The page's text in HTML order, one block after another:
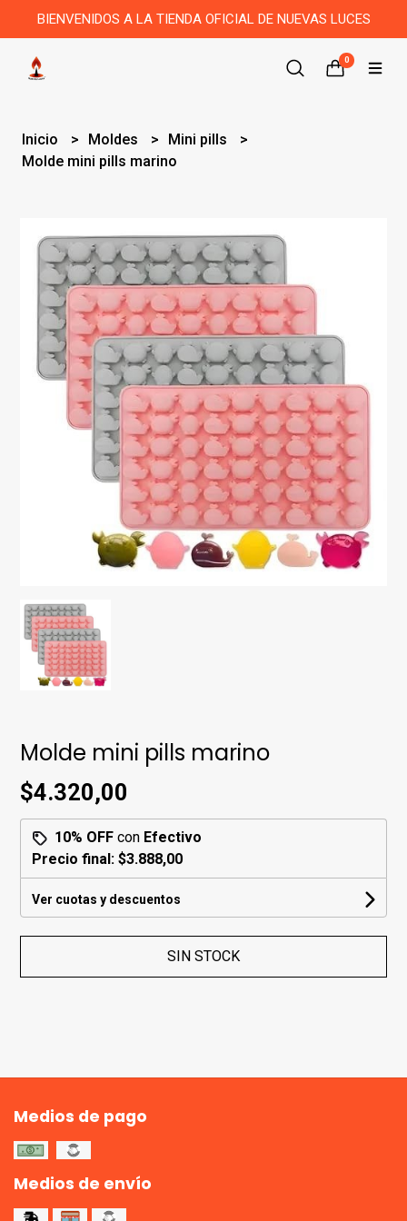
BIENVENIDOS A LA TIENDA OFICIAL DE NUEVAS LUCES
0
Inicio Moldes
Mini pills
Molde mini pills marino
Molde mini pills marino
$4.320,00
10% OFF con Efectivo
Precio final:$3.888,00
Ver cuotas y descuentos
SIN STOCK
Medios de pago
Medios de envío